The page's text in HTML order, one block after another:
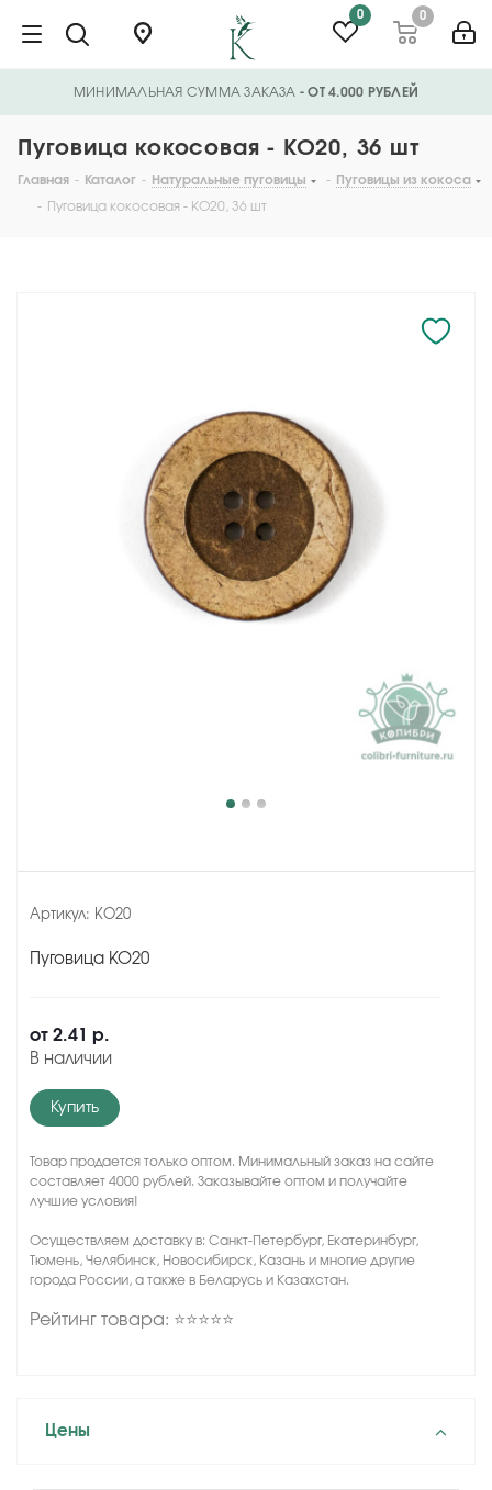
0 0
МИНИМАЛЬНАЯ СУММА ЗАКАЗА - ОТ 4.000 РУБЛЕЙ
Пуговица кокосовая - KO20, 36 шт
Главная - Каталог - Натуральные пуговицы - Пуговицы из кокоса
- Пуговица кокосовая - KO20, 36 шт
Артикул: KO20
Пуговица KO20
от 2.41 р.
В наличии
Купить
Товар продается только оптом. Минимальный заказ на сайте
составляет 4000 рублей. Заказывайте оптом и получайте
лучшие условия!
Осуществляем доставку в: Санкт-Петербург, Екатеринбург,
Тюмень, Челябинск, Новосибирск, Казань и многие другие
города России, а также в Беларусь и Казахстан.
Рейтинг товара: ⭐⭐⭐⭐⭐
Цены